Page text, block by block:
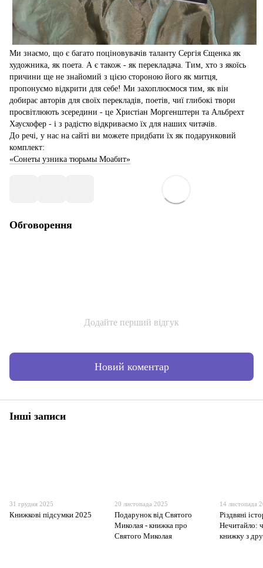
Ми знаємо, що є багато поціновувачів таланту Сергія Єщенка як
художника, як поета. А є також - як перекладача. Тим, хто з якоїсь
причини ще не знайомий з цією стороною його як митця,
пропонуємо відкрити для себе! Ми захоплюємося тим, як він
добирає авторів для своїх перекладів, поетів, чиї глибокі твори
просвітлюють зсередини - це Христіан Моргенштерн та Альбрехт
Хаусхофер - і з радістю відкриваємо їх для наших читачів.
До речі, у нас на сайті ви можете придбати їх як подарунковий
комплект:
«Сонеты узника тюрьмы Моабит»
Обговорення
Додайте перший відгук
Новий коментар
Інші записи
31 грудня 2025
Книжкові підсумки 2025
20 листопада 2025
Подарунок від Святого
Миколая - книжка про
Святого Миколая
14 листопада
Різдвяні
Нечитайло:
книжку з